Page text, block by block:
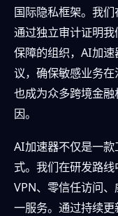
国际隐私框架。我
通过独立审计证明
保障的组织，AI加
议，确保敏感业务
也成为众多跨境金
因。
AI加速器不仅是一
式。我们在研发路线
VPN、零信任访问
一服务。通过持续